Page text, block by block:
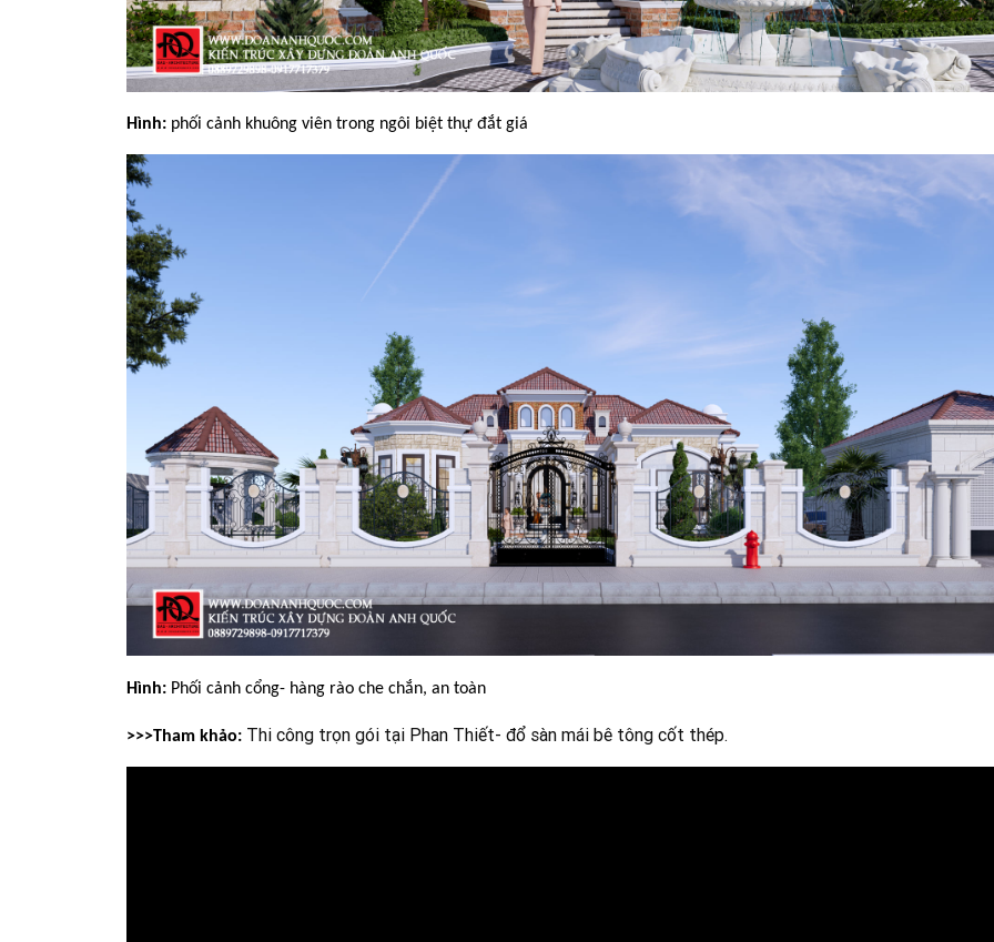
Hình: phối cảnh khuông viên trong ngôi biệt thự đắt giá
Hình: Phối cảnh cổng- hàng rào che chắn, an toàn
>>>Tham khảo: Thi công trọn gói tại Phan Thiết- đổ sàn mái bê tông cốt thép.